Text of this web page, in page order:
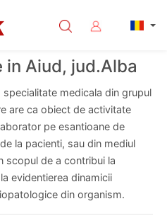
in Aiud, jud.Alba
medicala din grupul
are ca obiect de activitate
pe esantioane de
la pacienti, sau din mediul
scopul de a contribui la
evidentierea dinamicii
din organism.